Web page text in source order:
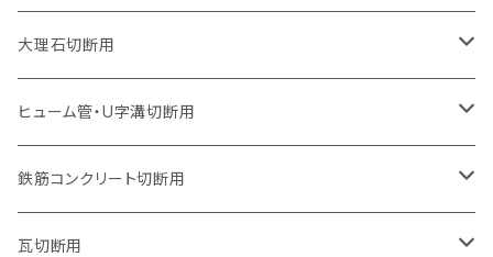
セグメントタイプ
230mm（9インチ）
セグメントタイプ
305mm（12インチ）
セグメント
セグメント（特殊凸凹加工チップ）
355mm（14インチ）
セグメント
405mm（16インチ）
ウェーブタイプ
セグメントタイプ
ウェーブタイプ
205mm（8インチ）
セグメントタイプ
ウェーブタイプ
230mm（9インチ）
セグメントタイプ
ウェーブタイプ
255mm（10インチ）
セグメントタイプ
305mm（12インチ）
ウェーブタイプ
セグメントタイプ
ウェーブタイプ
180mm（7インチ）
セグメントタイプ
ウェーブタイプ
205mm（8インチ）
セグメントタイプ
ウェーブタイプ
230mm（9インチ）
セグメントタイプ
255mm（10インチ）
セグメントタイプ（ビス穴付き
セグメントタイプ
セグメントタイプ（ビス穴付き
150mm（6インチ）
セグメントタイプ
180mm（7インチ）
セグメントタイプ
205mm（8インチ）
セグメントタイプ
230mm（9インチ）
セグメントタイプ
セグメントタイプ（ビス穴付き
125mm（5インチ）
セグメントタイプ
セグメントタイプ（ビス穴付き
150mm（6インチ）
セグメントタイプ
180mm（7インチ）
セグメントタイプ
205mm（8インチ）
105mm（4インチ）
セグメントタイプ
ウェーブタイプ
125mm（5インチ）
セグメントタイプ
ウェーブタイプ
150mm（6インチ）
セグメントタイプ
180mm（7インチ）
大理石切断用
125mm（5インチ）
ヒューム管・U字溝切断用
105mm（4インチ）
セグメントタイプ
125mm（5インチ）
鉄筋コンクリート切断用
305mm（12インチ）
瓦切断用